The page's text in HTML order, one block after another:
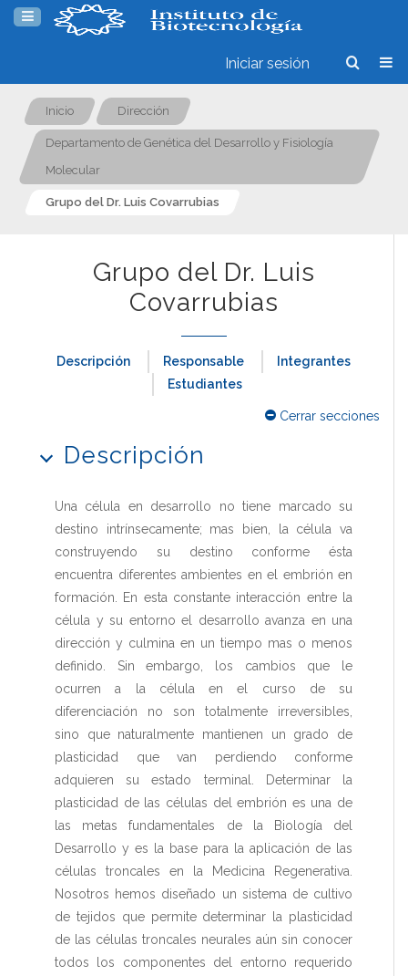
Iniciar sesión
Inicio Dirección
Departamento de Genética del Desarrollo y Fisiología
Molecular
Grupo del Dr. Luis Covarrubias
Grupo del Dr. Luis
Covarrubias
Descripción Responsable
Integrantes
Estudiantes
Cerrar secciones
Descripción
Una célula en desarrollo no tiene marcado su
destino intrínsecamente; mas bien, la célula va
construyendo su destino conforme ésta
encuentra diferentes ambientes en el embrión en
formación. En esta constante interacción entre la
célula y su entorno el desarrollo avanza en una
dirección y culmina en un tiempo mas o menos
definido. Sin embargo, los cambios que le
ocurren a la célula en el curso de su
diferenciación no son totalmente irreversibles,
sino que naturalmente mantienen un grado de
plasticidad que van perdiendo conforme
adquieren su estado terminal. Determinar la
plasticidad de las células del embrión es una de
las metas fundamentales de la Biología del
Desarrollo y es la base para la aplicación de las
células troncales en la Medicina Regenerativa.
Nosotros hemos diseñado un sistema de cultivo
de tejidos que permite determinar la plasticidad
de las células troncales neurales aún sin conocer
todos los componentes del entorno requerido